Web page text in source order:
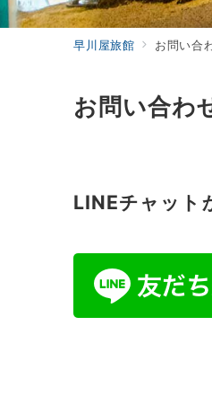
早川屋旅館 お問い合
お問い合わ
LINEチャット